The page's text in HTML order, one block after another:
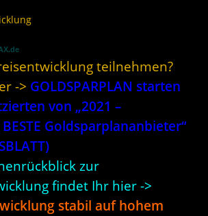
teilnehmen?
-> GOLDSPARPLAN starten
von „2021 –
Goldsparplananbieter“
zur
findet Ihr hier ->
stabil auf hohem